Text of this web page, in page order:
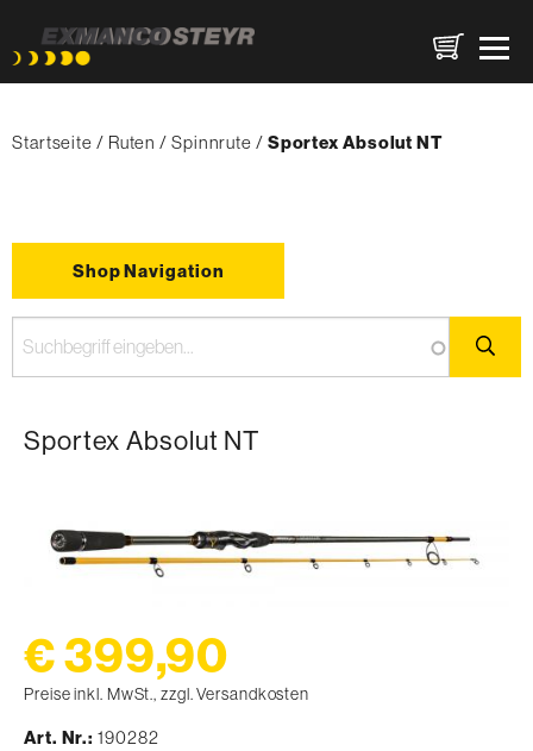
zum
Startseite
Ruten Spinnrute {'Current'|t}:
Sportex Absolut NT
Shop Navigation
Sportex Absolut NT
€ 399,90
Preise inkl. MwSt., zzgl. Versandkosten
Art. Nr. 190282